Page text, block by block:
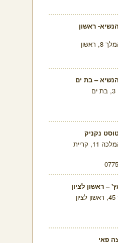
ראשון
שלמה המלך 8, ראשון
– בת ים
נקניק
אסתר המלכה 11, קריית
– ראשון לציון
פאי